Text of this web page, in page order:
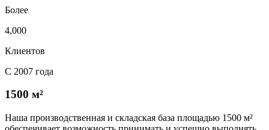
Более
4,000
Клиентов
С 2007 года
1500 м²
Наша производственная и складская база площадью 1500 м²